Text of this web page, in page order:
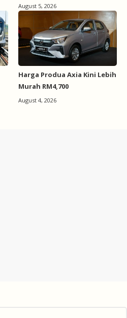
August 5, 2026
Harga Produa Axia Kini Lebih
Murah RM4,700
August 4, 2026